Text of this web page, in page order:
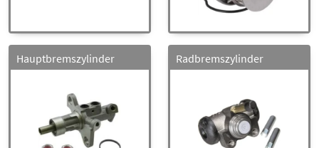
Hauptbremszylinder Radbremszylinder